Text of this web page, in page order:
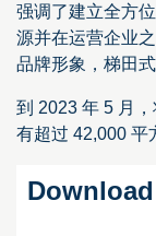
强调了建立全方
源并在运营企业
品牌形象，梯田
到 2023 年 5 月
有超过 42,000 平
Download